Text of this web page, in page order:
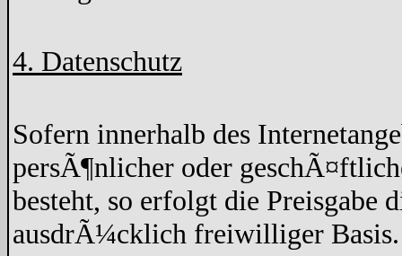
4. Datenschutz
Sofern innerhalb des
persÃ¶nlicher oder
besteht, so erfolgt die Preisgabe
ausdrÃ¼cklich freiwilliger Basis.